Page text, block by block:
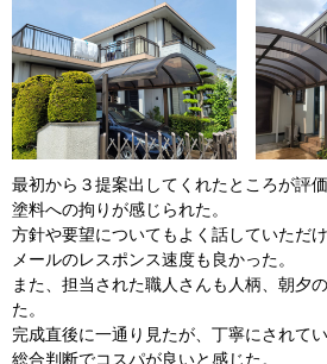
最初から３提案出してくれたところが評価
塗料への拘りが感じられた。
方針や要望についてもよく話していただけ
メールのレスポンス速度も良かった。
また、担当された職人さんも人柄、朝夕
た。
完成直後に一通り見たが、丁寧にされてい
総合判断でコスパが良いと感じた。